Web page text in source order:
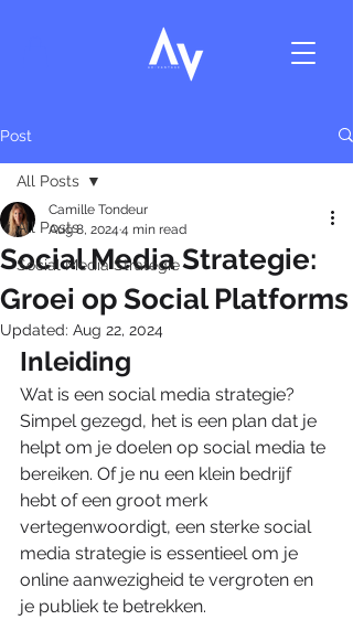
Post
All Posts
Social Media Strategie
All Posts
Social Media Strategie:
Groei op Social Platforms
Camille Tondeur
Aug 8, 2024 4 min read
Updated: Aug 22, 2024
Inleiding
Wat is een social media strategie?
Simpel gezegd, het is een plan dat je
helpt om je doelen op social media te
bereiken. Of je nu een klein bedrijf
hebt of een groot merk
vertegenwoordigt, een sterke social
media strategie is essentieel om je
online aanwezigheid te vergroten en
je publiek te betrekken.